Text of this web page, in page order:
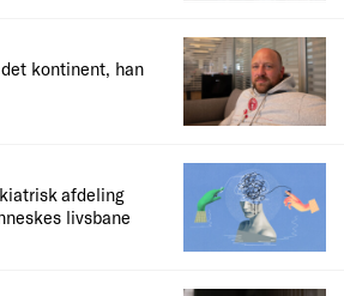
kontinent, han
afdeling
livsbane